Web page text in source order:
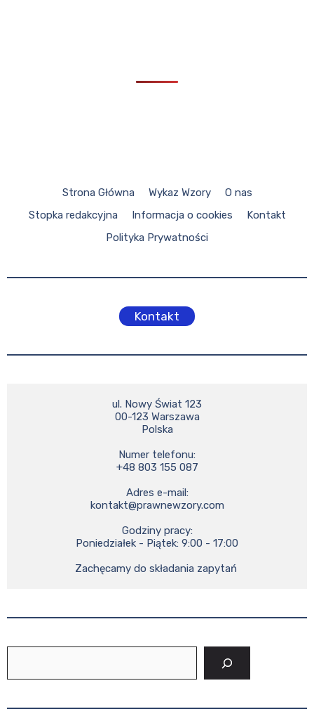
Strona Główna Wykaz Wzory
O nas
Stopka redakcyjna
Informacja o cookies
Kontakt
Polityka Prywatności
Kontakt
ul. Nowy Świat 123
00-123 Warszawa
Polska
Numer telefonu:
+48 803 155 087
kontakt@prawnewzory.com
Godziny pracy:
Poniedziałek - Piątek: 9:00 - 17:00
Zachęcamy do składania zapytań